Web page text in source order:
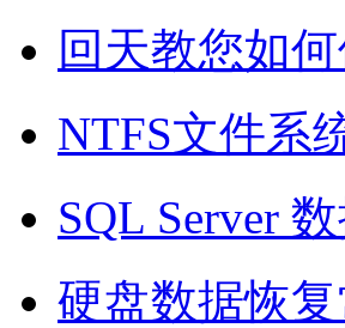
回天教您如
NTFS文件系
SQL Server
硬盘数据恢